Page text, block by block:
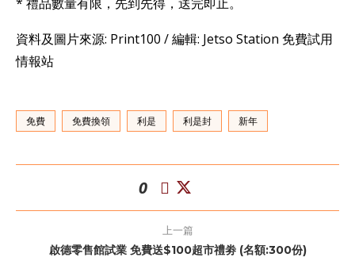
資料及圖片來源: Print100 / 編輯: Jetso Station 免費試用
情報站
免費 免費換領 利是 利是封 新年
0
上一篇
啟德零售館試業 免費送$100超市禮劵 (名額:300份)